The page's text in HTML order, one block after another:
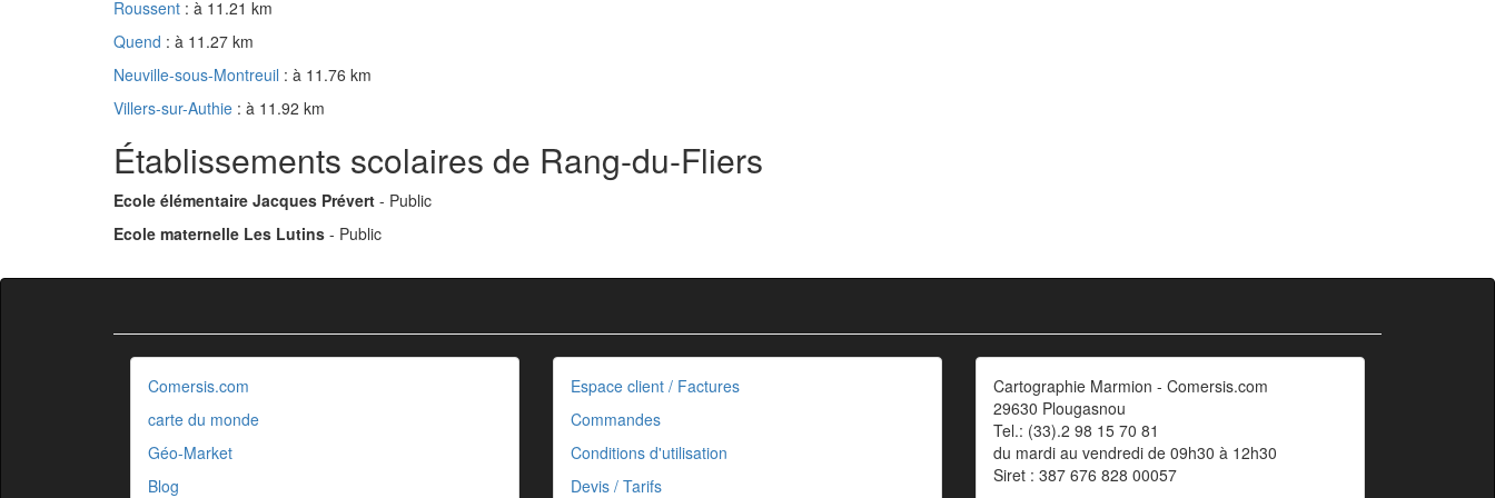
Roussent : à 11.21 km
Quend : à 11.27 km
Neuville-sous-Montreuil : à 11.76 km
Villers-sur-Authie : à 11.92 km
Établissements scolaires de Rang-du-Fliers
Ecole élémentaire Jacques Prévert - Public
Ecole maternelle Les Lutins - Public
Comersis.com
carte du monde
Géo-Market
Blog
Espace client / Factures
Commandes
Conditions d'utilisation
Devis / Tarifs
Cartographie Marmion - Comersis.com
29630 Plougasnou
Tel.: (33).2 98 15 70 81
du mardi au vendredi de 09h30 à 12h30
Siret : 387 676 828 00057